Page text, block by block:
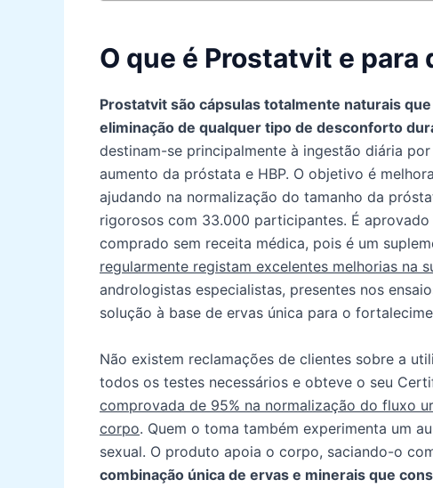
O que é Prostatvit e para
Prostatvit são cápsulas totalmente naturais
eliminação de qualquer tipo de desconforto
destinam-se principalmente à ingestão diária
aumento da próstata e HBP. O objetivo é
ajudando na normalização do tamanho da
rigorosos com 33.000 participantes. É
comprado sem receita médica, pois é um
regularmente registam excelentes melhorias na
andrologistas especialistas, presentes nos
solução à base de ervas única para o
Não existem reclamações de clientes sobre a
todos os testes necessários e obteve o seu
comprovada de 95% na normalização do fluxo
corpo. Quem o toma também experimenta um
sexual. O produto apoia o corpo, saciando-o
combinação única de ervas e minerais que